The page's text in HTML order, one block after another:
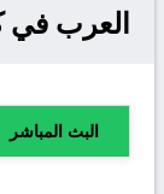
العرب في
البث المباشر